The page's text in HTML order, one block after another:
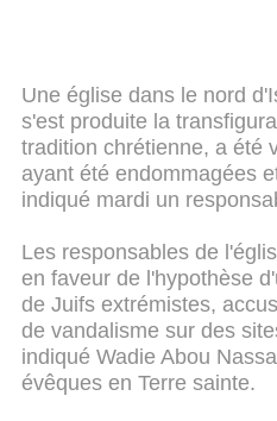
Une église dans le nord
s'est produite la
tradition chrétienne, a été
ayant été endommagées
indiqué mardi un
Les responsables de
en faveur de l'hypothèse
de Juifs extrémistes,
de vandalisme sur des
indiqué Wadie Abou
évêques en Terre sainte.